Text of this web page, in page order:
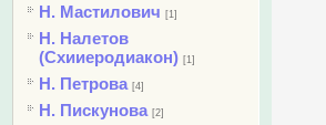
Н. Мастилович [1]
Н. Налетов
(Схииеродиакон) [1]
Н. Петрова [4]
Н. Пискунова [2]